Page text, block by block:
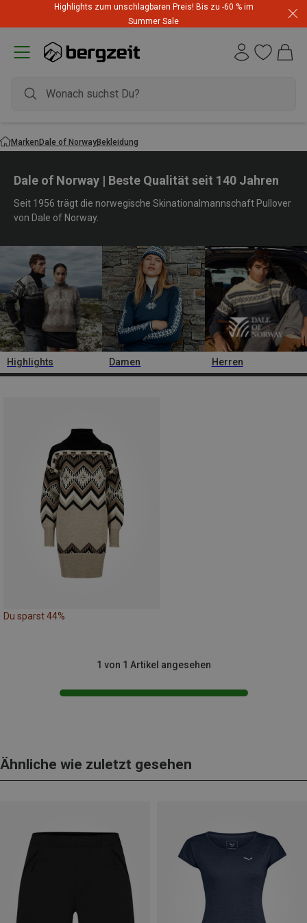
Highlights zum unschlagbaren Preis! Bis zu -60 % im
Summer Sale
MarkenDale of NorwayBekleidung
Dale of Norway | Beste Qualität seit 140 Jahren
Seit 1956 trägt die norwegische Skinationalmannschaft Pullover
von Dale of Norway.
Highlights Damen Herren
Du sparst 44%
1 von 1 Artikel angesehen
Ähnliche wie zuletzt gesehen